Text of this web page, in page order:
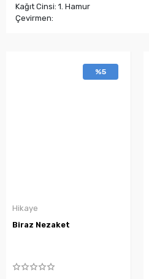
Kağıt Cinsi: 1. Hamur
Çevirmen:
%5
Hikaye
Biraz Nezaket